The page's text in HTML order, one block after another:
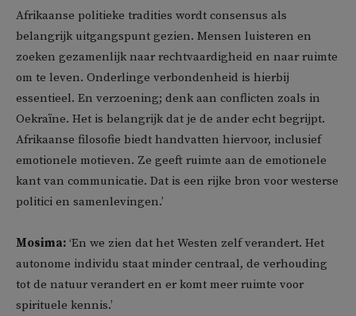
Afrikaanse politieke tradities wordt consensus als
belangrijk uitgangspunt gezien. Mensen luisteren en
zoeken gezamenlijk naar rechtvaardigheid en naar ruimte
om te leven. Onderlinge verbondenheid is hierbij
essentieel. En verzoening; denk aan conflicten zoals in
Oekraïne. Het is belangrijk dat je de ander echt begrijpt.
Afrikaanse filosofie biedt handvatten hiervoor, inclusief
emotionele motieven. Ze geeft ruimte aan de emotionele
kant van communicatie. Dat is een rijke bron voor westerse
politici en samenlevingen.’
Mosima: ‘En we zien dat het Westen zelf verandert. Het
autonome individu staat minder centraal, de verhouding
tot de natuur verandert en er komt meer ruimte voor
spirituele kennis.’